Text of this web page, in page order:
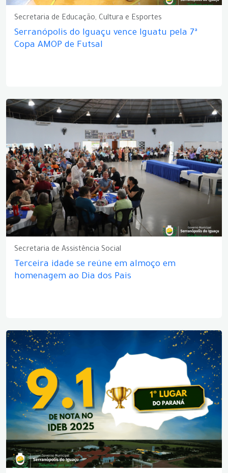
Secretaria de Educação, Cultura e Esportes
Serranópolis do Iguaçu vence Iguatu pela 7ª
Copa AMOP de Futsal
Secretaria de Assistência Social
Terceira idade se reúne em almoço em
homenagem ao Dia dos Pais